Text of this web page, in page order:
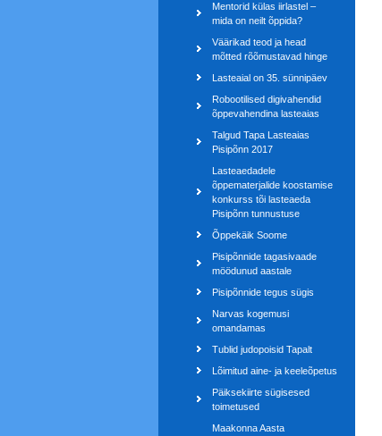
Mentorid külas iirlastel –
mida on neilt õppida?
Väärikad teod ja head
mõtted rõõmustavad hinge
Lasteaial on 35. sünnipäev
Robootilised digivahendid
õppevahendina lasteaias
Talgud Tapa Lasteaias
Pisipõnn 2017
Lasteaedadele
õppematerjalide koostamise
konkurss tõi lasteaeda
Pisipõnn tunnustuse
Õppekäik Soome
Pisipõnnide tagasivaade
möödunud aastale
Pisipõnnide tegus sügis
Narvas kogemusi
omandamas
Tublid judopoisid Tapalt
Lõimitud aine- ja keeleõpetus
Päiksekiirte sügisesed
toimetused
Maakonna Aasta